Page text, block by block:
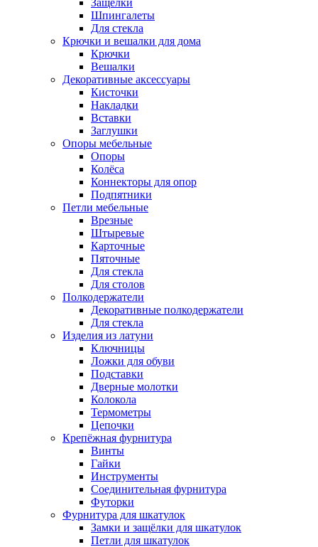
Защёлки
Шпингалеты
Для стекла
Крючки и вешалки для дома
Крючки
Вешалки
Декоративные аксессуары
Кисточки
Накладки
Вставки
Заглушки
Опоры мебельные
Опоры
Колёса
Коннекторы для опор
Подпятники
Петли мебельные
Врезные
Штыревые
Карточные
Пяточные
Для стекла
Для столов
Полкодержатели
Декоративные полкодержатели
Для стекла
Изделия из латуни
Ключницы
Ложки для обуви
Подставки
Дверные молотки
Колокола
Термометры
Цепочки
Крепёжная фурнитура
Винты
Гайки
Инструменты
Соединительная фурнитура
Футорки
Фурнитура для шкатулок
Замки и защёлки для шкатулок
Петли для шкатулок